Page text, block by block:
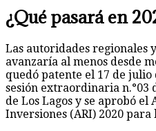
¿Qué pasará en
Las autoridades regionales
avanzaría al menos desde
quedó patente el 17 de julio
sesión extraordinaria n.°03
de Los Lagos y se aprobó
Inversiones (ARI) 2020 para